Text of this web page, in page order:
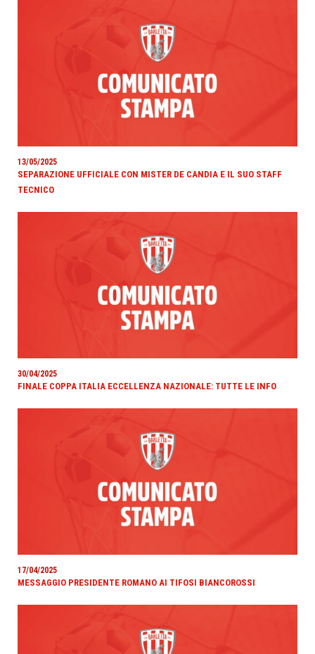
13/05/2025
SEPARAZIONE UFFICIALE CON MISTER DE CANDIA E IL SUO STAFF
TECNICO
30/04/2025
FINALE COPPA ITALIA ECCELLENZA NAZIONALE: TUTTE LE INFO
17/04/2025
MESSAGGIO PRESIDENTE ROMANO AI TIFOSI BIANCOROSSI